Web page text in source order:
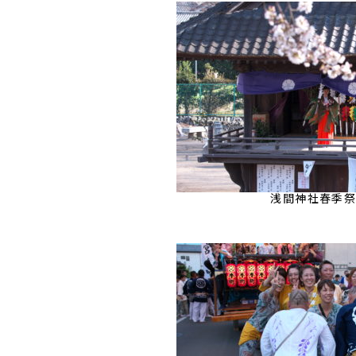
浅間神社春季